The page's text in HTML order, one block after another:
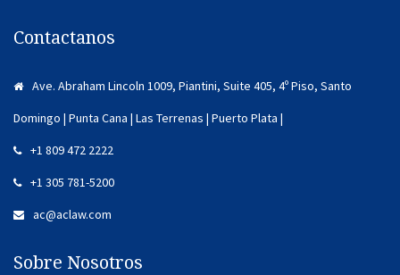
Contactanos
Ave. Abraham Lincoln 1009, Piantini, Suite 405, 4º Piso, Santo
Domingo | Punta Cana | Las Terrenas | Puerto Plata |
+1 809 472 2222
+1 305 781-5200
ac@aclaw.com
Sobre Nosotros